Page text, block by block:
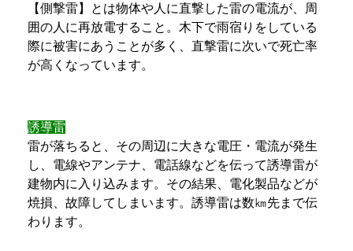
【側撃雷】とは物体や人に直撃した雷の電流が、周
囲の人に再放電すること。木下で雨宿りをしている
際に被害にあうことが多く、直撃雷に次いで死亡率
が高くなっています。
誘導雷
雷が落ちると、その周辺に大きな電圧・電流が発生
し、電線やアンテナ、電話線などを伝って誘導雷が
建物内に入り込みます。その結果、電化製品などが
焼損、故障してしまいます。誘導雷は数㎞先まで伝
わります。